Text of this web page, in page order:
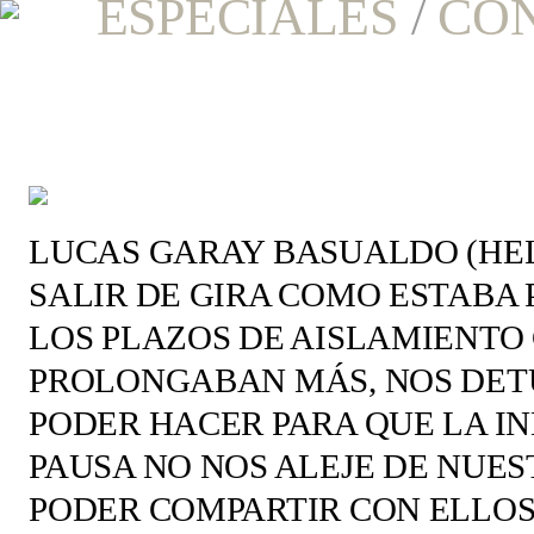
ESPECIALES /
LUCAS GARAY BASUALDO
SALIR DE GIRA COMO
LOS PLAZOS DE AISLAMIENTO
PROLONGABAN MÁS, NOS
PODER HACER PARA QUE LA
PAUSA NO NOS ALEJE DE
PODER COMPARTIR CON